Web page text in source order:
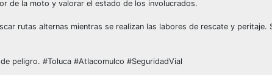
de la moto y valorar el estado de los involucrados.
rutas alternas mientras se realizan las labores de rescate y peritaje.
peligro. #Toluca #Atlacomulco #SeguridadVial